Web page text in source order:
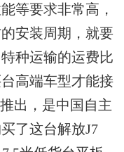
等要求非常高，
安装周期，就要
种运输的运费比
高端车型才能接
出，是中国自主
了这台解放J7